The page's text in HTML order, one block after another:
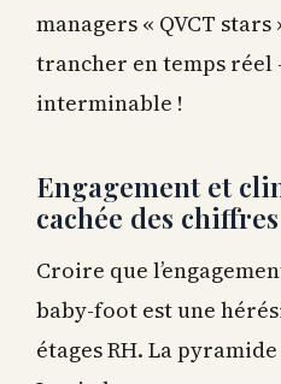
managers « QVCT
trancher en temps réel
interminable !
Engagement et
cachée des chiffres
Croire que
baby-foot est une
étages RH. La